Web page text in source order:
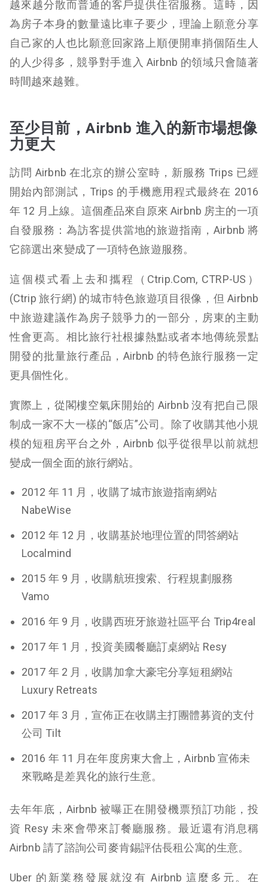
越來越分散而普通的客戶提供住宿服務。這時，因
為房子本身的數量遠比車子要少，理論上願意分享
自己家的人也比願意回家路上順便開車捎個陌生人
的人少得多，競爭對手進入 Airbnb 的領域只會隨著
時間越來越難。
至少目前，Airbnb 進入的新市場想像
力更大
訪問 Airbnb 在北京的辦公室時，新服務 Trips 已經
開始內部測試，Trips 的手機應用程式最終在 2016
年 12 月上線。這個產品來自原來 Airbnb 房主的一項
自發服務：為訪客提供當地的旅遊指南，Airbnb 將
它篩選出來變成了一項特色旅遊服務。
這個模式看上去和攜程（Ctrip.Com, CTRP-US）
(Ctrip 旅行網) 的城市特色旅遊項目很像，但 Airbnb
中旅遊建議作為房子競爭力的一部分，房東的主動
性會更高。相比旅行社根據熱點或者本地傳統景點
開發的批量旅行產品，Airbnb 的特色旅行服務一定
更具個性化。
實際上，從閣樓空氣床開始的 Airbnb 沒有把自己限
制成一家不大一樣的“飯店”公司。除了收購其他小規
模的短租房平台之外，Airbnb 似乎從很早以前就想
變成一個全面的旅行網站。
2012 年 11 月，收購了城市旅遊指南網站
NabeWise
2012 年 12 月，收購基於地理位置的問答網站
Localmind
2015 年 9 月，收購航班搜索、行程規劃服務
Vamo
2016 年 9 月，收購西班牙旅遊社區平台 Trip4real
2017 年 1 月，投資美國餐廳訂桌網站 Resy
2017 年 2 月，收購加拿大豪宅分享短租網站
Luxury Retreats
2017 年 3 月，宣佈正在收購主打團體募資的支付
公司 Tilt
2016 年 11 月在年度房東大會上，Airbnb 宣佈未
來戰略是差異化的旅行生意。
去年年底，Airbnb 被曝正在開發機票預訂功能，投
資 Resy 未來會帶來訂餐廳服務。最近還有消息稱
Airbnb 請了諮詢公司麥肯錫評估長租公寓的生意。
Uber 的新業務發展就沒有 Airbnb 這麼多元。在